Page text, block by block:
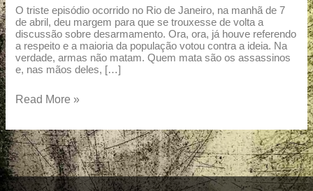
O triste episódio ocorrido no Rio de Janeiro, na manhã de 7
de abril, deu margem para que se trouxesse de volta a
discussão sobre desarmamento. Ora, ora, já houve referendo
a respeito e a maioria da população votou contra a ideia. Na
verdade, armas não matam. Quem mata são os assassinos
e, nas mãos deles, […]
de
armas
não
seria
solução
Read More »